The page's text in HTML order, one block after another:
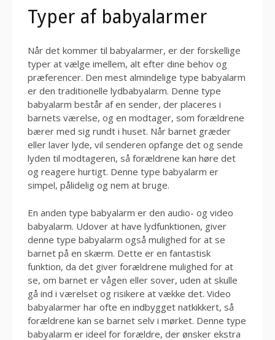
Typer af babyalarmer
Når det kommer til babyalarmer, er der forskellige
typer at vælge imellem, alt efter dine behov og
præferencer. Den mest almindelige type babyalarm
er den traditionelle lydbabyalarm. Denne type
babyalarm består af en sender, der placeres i
barnets værelse, og en modtager, som forældrene
bærer med sig rundt i huset. Når barnet græder
eller laver lyde, vil senderen opfange det og sende
lyden til modtageren, så forældrene kan høre det
og reagere hurtigt. Denne type babyalarm er
simpel, pålidelig og nem at bruge.
En anden type babyalarm er den audio- og video
babyalarm. Udover at have lydfunktionen, giver
denne type babyalarm også mulighed for at se
barnet på en skærm. Dette er en fantastisk
funktion, da det giver forældrene mulighed for at
se, om barnet er vågen eller sover, uden at skulle
gå ind i værelset og risikere at vække det. Video
babyalarmer har ofte en indbygget natkikkert, så
forældrene kan se barnet selv i mørket. Denne type
babyalarm er ideel for forældre, der ønsker ekstra